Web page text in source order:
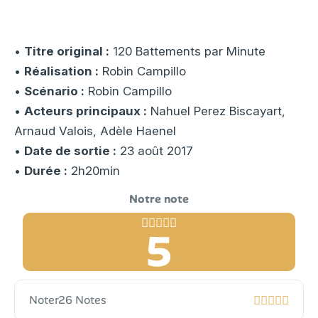
Noter26 Notes
• Titre original : 120 Battements par Minute
• Réalisation : Robin Campillo
• Scénario : Robin Campillo
• Acteurs principaux : Nahuel Perez Biscayart,
Arnaud Valois, Adèle Haenel
• Date de sortie : 23 août 2017
• Durée : 2h20min
5